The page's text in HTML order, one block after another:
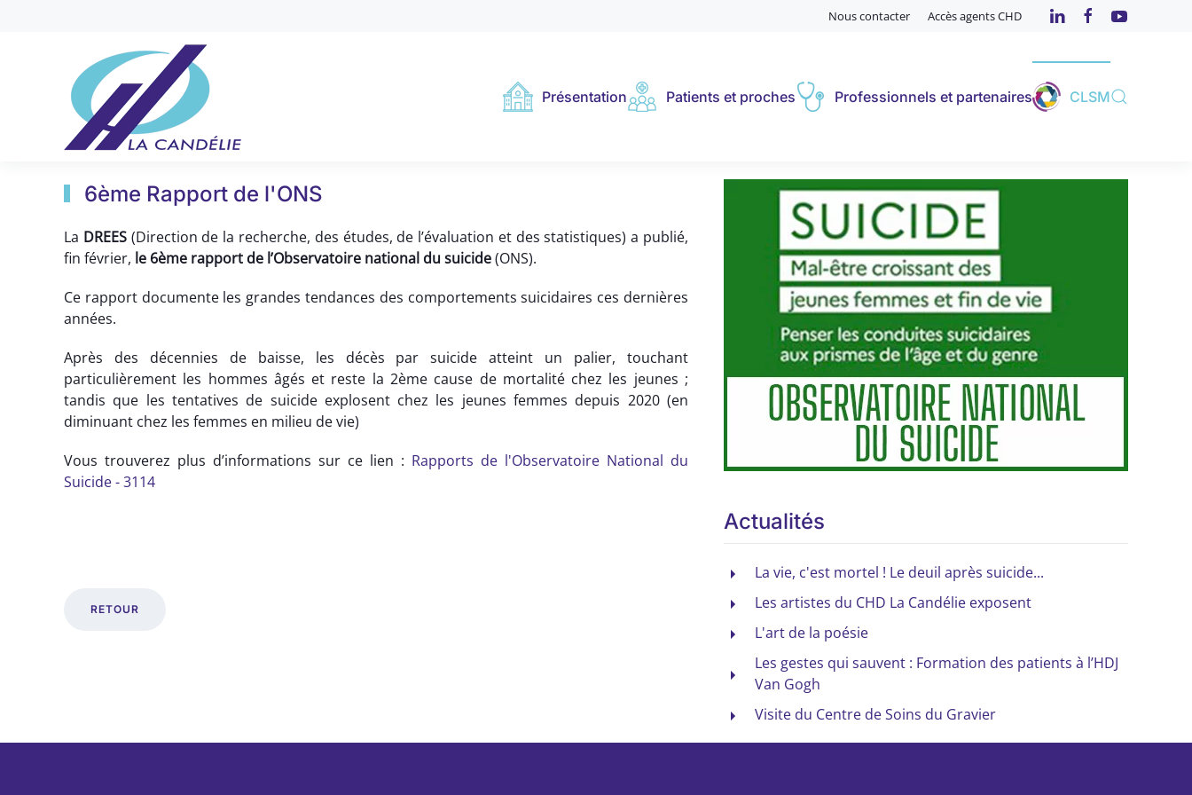
Accéder au contenu principal
Nous contacter Accès agents CHD
Présentation Patients et proches Professionnels et partenaires CLSM
6ème Rapport de l'ONS
La DREES(Direction de la recherche, des études, de l’évaluation et des statistiques) a publié,
fin février, le 6ème rapport de l’Observatoire national du suicide(ONS).
Ce rapport documente les grandes tendances des comportements suicidaires ces dernières
années.
Après des décennies de baisse, les décès par suicide atteint un palier, touchant
particulièrement les hommes âgés et reste la 2ème cause de mortalité chez les jeunes ;
tandis que les tentatives de suicide explosent chez les jeunes femmes depuis 2020 (en
diminuant chez les femmes en milieu de vie)
Vous trouverez plus d’informations sur ce lien : Rapports de l'Observatoire National du
Suicide - 3114
RETOUR
Actualités
La vie, c'est mortel ! Le deuil après suicide...
Les artistes du CHD La Candélie exposent
L'art de la poésie
Les gestes qui sauvent : Formation des patients à l’HDJ
Van Gogh
Visite du Centre de Soins du Gravier